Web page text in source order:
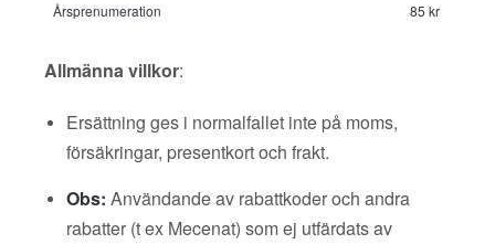
Årsprenumeration
85 kr
Allmänna villkor:
Ersättning ges i normalfallet inte på moms,
försäkringar, presentkort och frakt.
Obs: Användande av rabattkoder och andra
rabatter (t ex Mecenat) som ej utfärdats av